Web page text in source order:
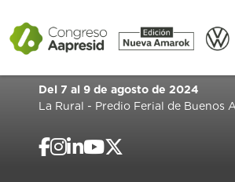
Del 7 al 9 de agosto de 2024
La Rural - Predio Ferial de Buenos